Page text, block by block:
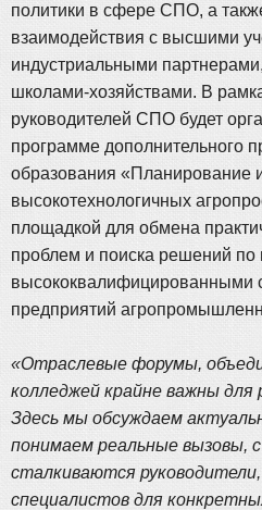
политики в сфере СПО, а
взаимодействия с высшими
индустриальными
школами-хозяйствами. В
руководителей СПО будет
программе дополнительного
образования «Планирование
высокотехнологичных
площадкой для обмена
проблем и поиска решений по
высококвалифицированными
предприятий
«Отраслевые форумы,
колледжей крайне важны
Здесь мы обсуждаем
понимаем реальные вызовы,
сталкиваются
специалистов для